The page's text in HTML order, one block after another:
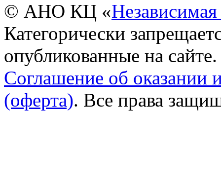
© АНО КЦ «Независимая
Категорически
опубликованные на сайте.
Соглашение об оказании
(оферта). Все права